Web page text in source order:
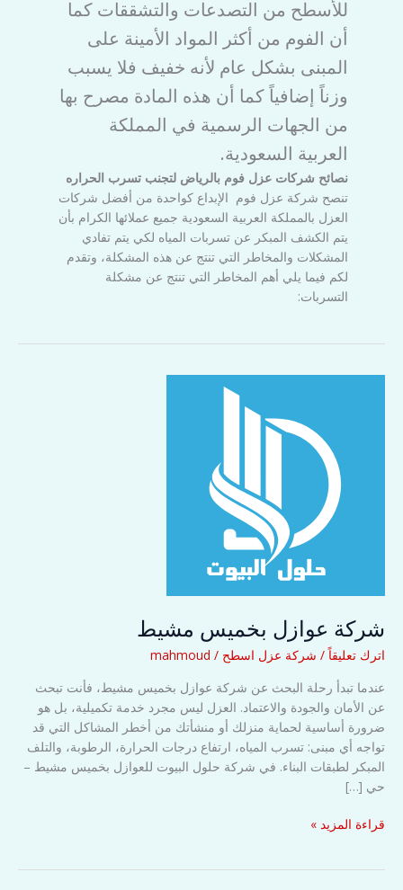
للأسطح من التصدعات والتشققات كما
أن الفوم من أكثر المواد الأمينة على
المبنى بشكل عام لأنه خفيف فلا يسبب
وزناً إضافياً كما أن هذه المادة مصرح بها
من الجهات الرسمية في المملكة
العربية السعودية.
نصائح شركات عزل فوم بالرياض لتجنب تسرب الحراره
تنصح شركة عزل فوم الإبداع كواحدة من أفضل شركات
العزل بالمملكة العربية السعودية جميع عملائها الكرام بأن
يتم الكشف المبكر عن تسربات المياه لكي يتم تفادي
المشكلات والمخاطر التي تنتج عن هذه المشكلة، وتقدم
لكم فيما يلي أهم المخاطر التي تنتج عن مشكلة
التسربات:
شركة عوازل بخميس مشيط
اترك تعليقاً / شركة عزل اسطح /
mahmoud
عندما تبدأ رحلة البحث عن شركة عوازل بخميس مشيط، فأنت تبحث
عن الأمان والجودة والاعتماد. العزل ليس مجرد خدمة تكميلية، بل هو
ضرورة أساسية لحماية منزلك أو منشأتك من أخطر المشاكل التي قد
تواجه أي مبنى: تسرب المياه، ارتفاع درجات الحرارة، الرطوبة، والتلف
المبكر لطبقات البناء. في شركة حلول البيوت للعوازل بخميس مشيط –
حي […]
شركة
قراءة المزيد »